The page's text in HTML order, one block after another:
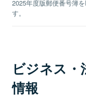
2025年度版郵便番号簿
す。
ビジネス
情報